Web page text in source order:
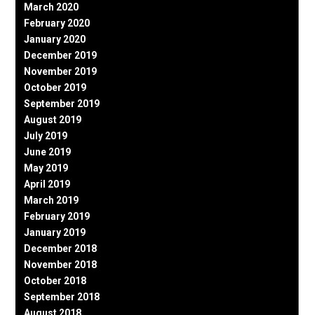
March 2020
February 2020
January 2020
December 2019
November 2019
October 2019
September 2019
August 2019
July 2019
June 2019
May 2019
April 2019
March 2019
February 2019
January 2019
December 2018
November 2018
October 2018
September 2018
August 2018